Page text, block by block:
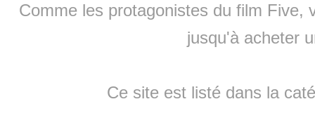
Comme les protagonistes du film Five,
jusqu'à acheter
Ce site est listé dans la